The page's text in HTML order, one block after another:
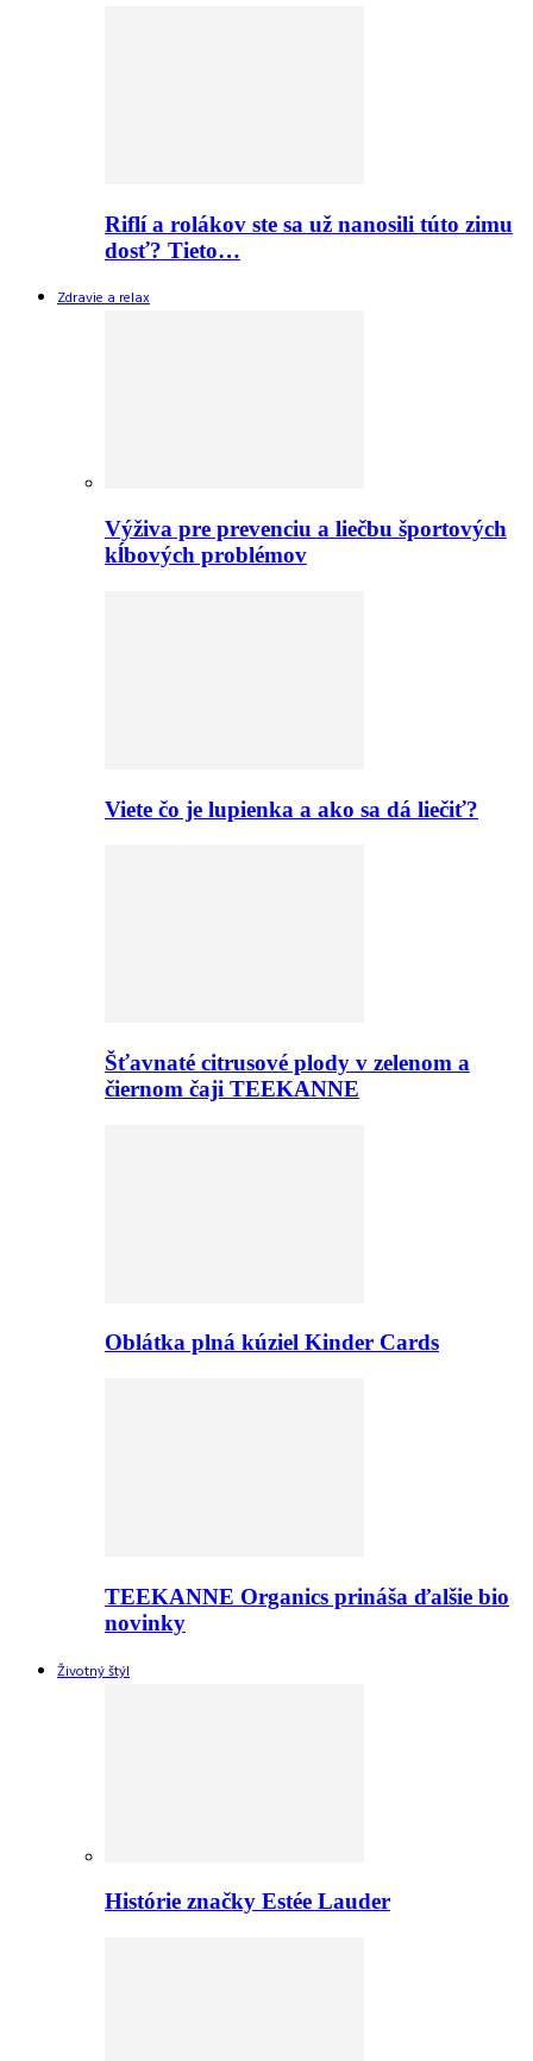
Riflí a rolákov ste sa už nanosili túto zimu
dosť? Tieto…
Zdravie a relax
Výživa pre prevenciu a liečbu športových
kĺbových problémov
Viete čo je lupienka a ako sa dá liečiť?
Šťavnaté citrusové plody v zelenom a
čiernom čaji TEEKANNE
Oblátka plná kúziel Kinder Cards
TEEKANNE Organics prináša ďalšie bio
novinky
Životný štýl
Histórie značky Estée Lauder